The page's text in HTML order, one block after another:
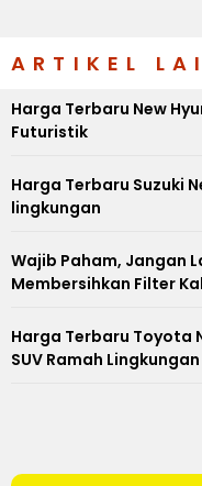
ARTIKEL
Harga Terbaru New
Futuristik
Harga Terbaru Suzuki
lingkungan
Wajib Paham, Jangan
Membersihkan Filter
Harga Terbaru Toyota
SUV Ramah